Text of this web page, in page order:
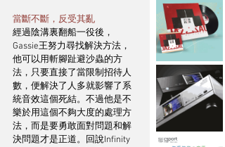
當斷不斷，反受其亂
經過陰溝裏翻船一役後，
Gassie王努力尋找解決方法，
他可以用斬腳趾避沙蟲的方
法，只要直接了當限制招待人
數，便解決了人多就影響了系
統音效這個死結。不過他是不
樂於用這個不夠大度的處理方
法，而是要勇敢面對問題和解
決問題才是正道。回說Infinity